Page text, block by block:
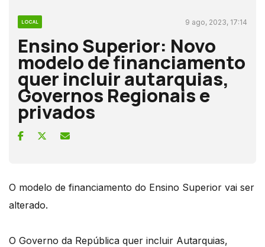
LOCAL 9 ago, 2023, 17:14
Ensino Superior: Novo
modelo de financiamento
quer incluir autarquias,
Governos Regionais e
privados
O modelo de financiamento do Ensino Superior vai ser
alterado.
O Governo da República quer incluir Autarquias,